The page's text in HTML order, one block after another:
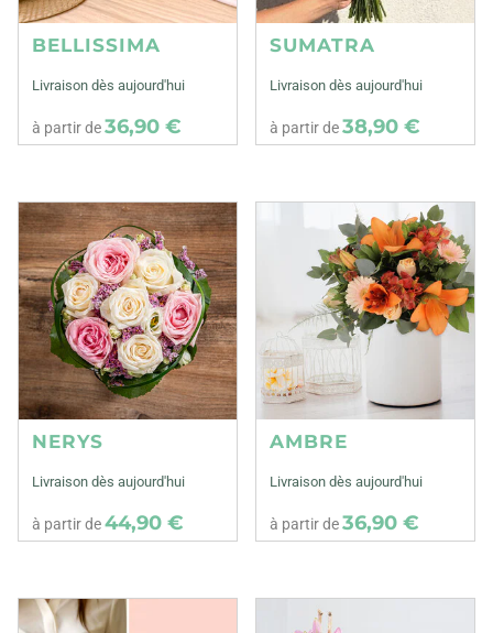
BELLISSIMA
Livraison dès aujourd'hui
à partir de36,90 €
SUMATRA
Livraison dès aujourd'hui
à partir de38,90 €
NERYS
Livraison dès aujourd'hui
à partir de44,90 €
AMBRE
Livraison dès aujourd'hui
à partir de36,90 €